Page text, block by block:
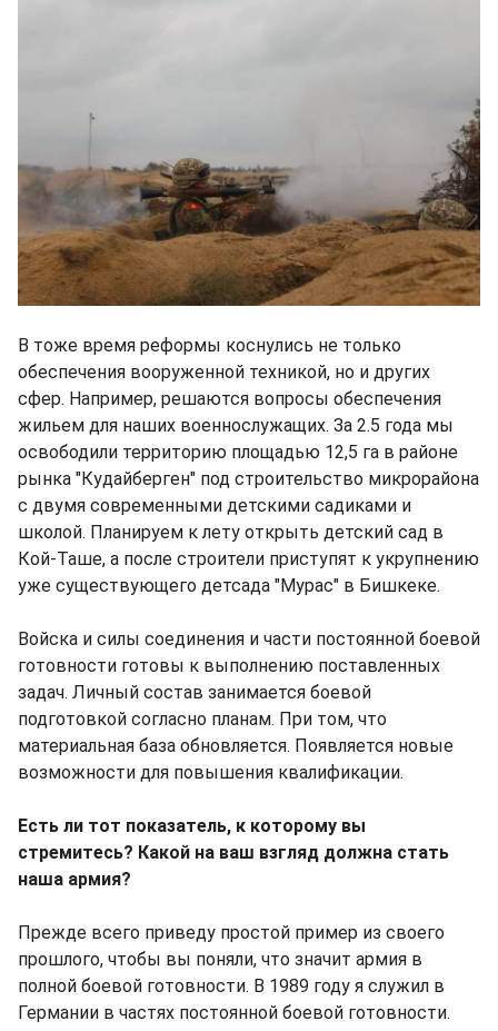
В тоже время реформы коснулись не только
обеспечения вооруженной техникой, но и других
сфер. Например, решаются вопросы обеспечения
жильем для наших военнослужащих. За 2.5 года мы
освободили территорию площадью 12,5 га в районе
рынка "Кудайберген" под строительство микрорайона
с двумя современными детскими садиками и
школой. Планируем к лету открыть детский сад в
Кой-Таше, а после строители приступят к укрупнению
уже существующего детсада "Мурас" в Бишкеке.
Войска и силы соединения и части постоянной боевой
готовности готовы к выполнению поставленных
задач. Личный состав занимается боевой
подготовкой согласно планам. При том, что
материальная база обновляется. Появляется новые
возможности для повышения квалификации.
Есть ли тот показатель, к которому вы
стремитесь? Какой на ваш взгляд должна стать
наша армия?
Прежде всего приведу простой пример из своего
прошлого, чтобы вы поняли, что значит армия в
полной боевой готовности. В 1989 году я служил в
Германии в частях постоянной боевой готовности.